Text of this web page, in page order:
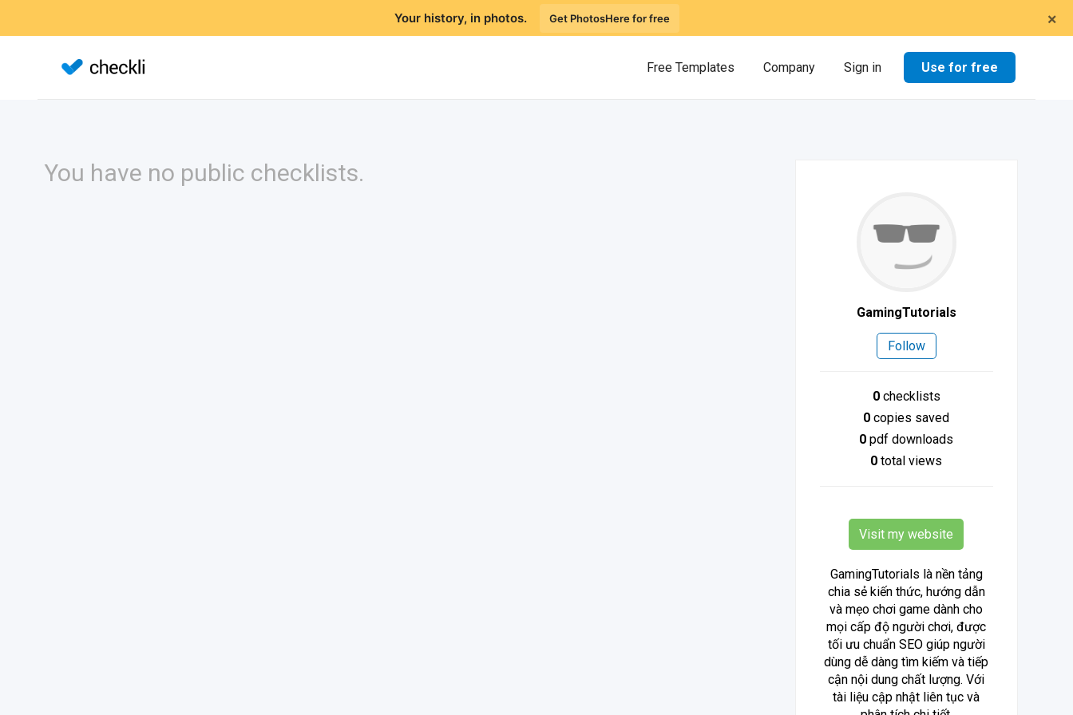
×
Your history, in photos. Get PhotosHere for free
Free Templates Company Sign in Use for free
You have no public checklists.
GamingTutorials
Follow
0checklists
0 copies saved
0 pdf downloads
0 total views
Visit my website
GamingTutorials là nền tảng
chia sẻ kiến thức, hướng dẫn
và mẹo chơi game dành cho
mọi cấp độ người chơi, được
tối ưu chuẩn SEO giúp người
dùng dễ dàng tìm kiếm và tiếp
cận nội dung chất lượng. Với
tài liệu cập nhật liên tục và